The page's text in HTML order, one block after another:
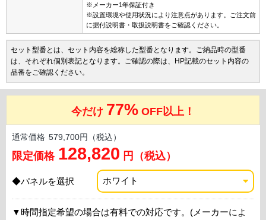
※メーカー1年保証付き
※設置環境や使用状況により注意点があります。ご注文前
に据付説明書・取扱説明書をご確認ください。
セット型番とは、セット内容を総称した型番となります。ご納品時の型番
は、それぞれ個別表記となります。ご確認の際は、HP記載のセット内容の
品番をご確認ください。
今だけ 77% OFF以上！
通常価格 579,700円（税込）
限定価格 128,820 円（税込）
◆パネルを選択
▼時間指定希望の場合は有料での対応です。(メーカーによ